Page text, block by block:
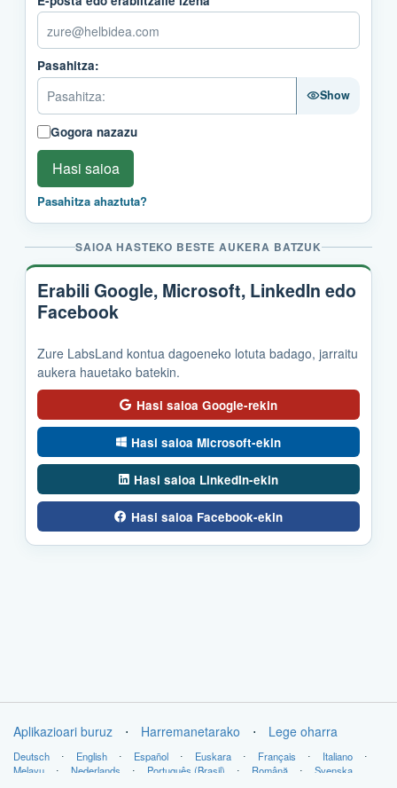
Pasahitza:
Show
Gogora nazazu
Hasi saioa
Pasahitza ahaztuta?
SAIOA HASTEKO BESTE AUKERA BATZUK
Erabili Google, Microsoft, LinkedIn edo
Facebook
Zure LabsLand kontua dagoeneko lotuta badago, jarraitu
aukera hauetako batekin.
Hasi saioa Google-rekin
Hasi saioa Microsoft-ekin
Hasi saioa LinkedIn-ekin
Hasi saioa Facebook-ekin
Aplikazioari buruz ⋅ Harremanetarako ⋅ Lege oharra
Deutsch ⋅ English ⋅ Español ⋅ Euskara ⋅ Français ⋅ Italiano
⋅
Melayu
⋅ Nederlands ⋅ Português (Brasil) ⋅ Română ⋅ Svenska